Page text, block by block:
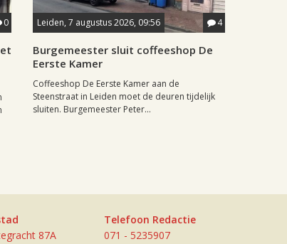
0 Leiden, 7 augustus 2026, 09:56 4
Burgemeester sluit coffeeshop De
Eerste Kamer
Coffeeshop De Eerste Kamer aan de
Steenstraat in Leiden moet de deuren tijdelijk
sluiten. Burgemeester Peter...
87A
Telefoon Redactie
071 - 5235907